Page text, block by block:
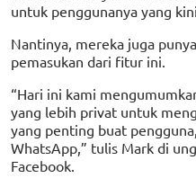
untuk penggunanya yang
Nantinya, mereka juga
pemasukan dari fitur ini.
“Hari ini kami
yang lebih privat untuk
yang penting buat
WhatsApp,” tulis Mark di
Facebook.